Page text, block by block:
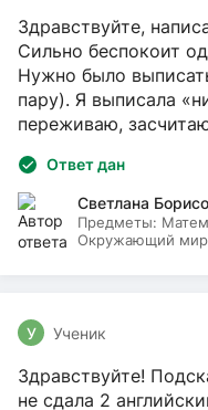
Здравствуйте,
Сильно беспокоит
Нужно было
пару). Я выписала
переживаю,
Ответ дан
Светлана
Предметы:
Окружающий мир,
У Ученик
Здравствуйте!
не сдала 2